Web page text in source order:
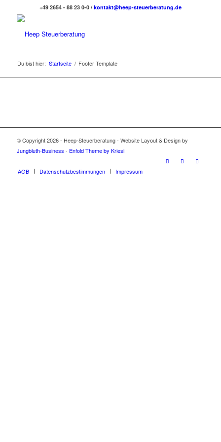
+49 2654 - 88 23 0-0 / kontakt@heep-steuerberatung.de
Du bist hier: Startseite / Footer Template
© Copyright 2026 - Heep-Steuerberatung - Website Layout & Design by
Jungbluth-Business - Enfold Theme by Kriesi
AGB Datenschutzbestimmungen Impressum